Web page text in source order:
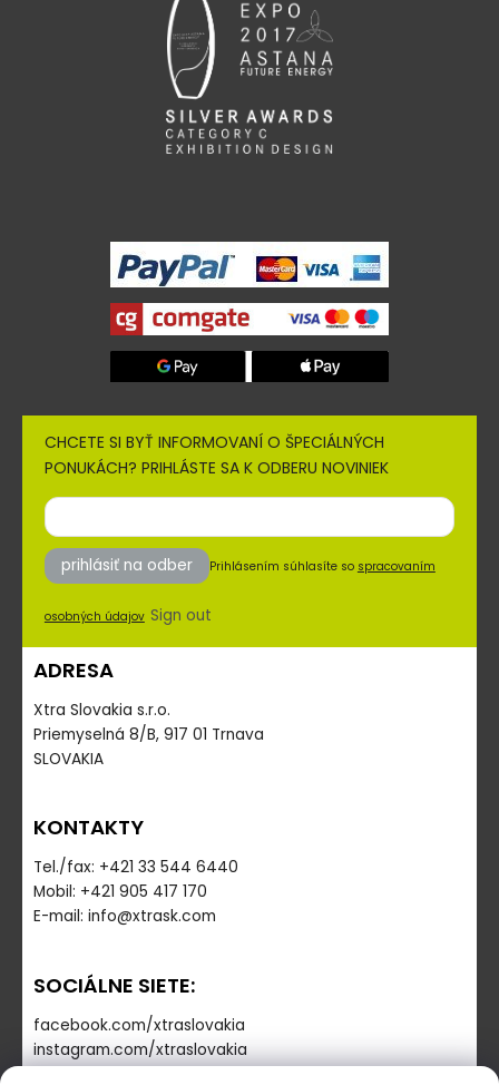
CHCETE SI BYŤ INFORMOVANÍ O ŠPECIÁLNÝCH
PONUKÁCH? PRIHLÁSTE SA K ODBERU NOVINIEK
prihlásiť na odber Prihlásením súhlasíte so spracovaním
osobných údajov Sign out
ADRESA
Xtra Slovakia s.r.o.
Priemyselná 8/B, 917 01 Trnava
SLOVAKIA
KONTAKTY
Tel./fax: +421 33 544 6440
Mobil: +421 905 417 170
E-mail: info@xtrask.com
SOCIÁLNE SIETE:
facebook.com/xtraslovakia
instagram.com/xtraslovakia